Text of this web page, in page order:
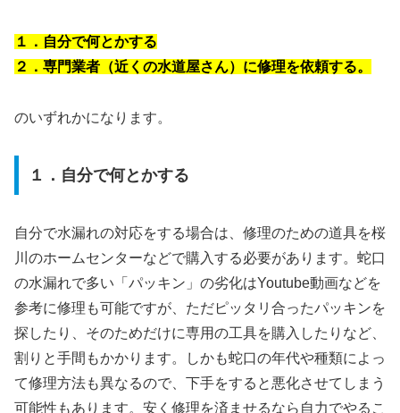
１．自分で何とかする
２．専門業者（近くの水道屋さん）に修理を依頼する。
のいずれかになります。
１．自分で何とかする
自分で水漏れの対応をする場合は、修理のための道具を桜
川のホームセンターなどで購入する必要があります。蛇口
の水漏れで多い「パッキン」の劣化はYoutube動画などを
参考に修理も可能ですが、ただピッタリ合ったパッキンを
探したり、そのためだけに専用の工具を購入したりなど、
割りと手間もかかります。しかも蛇口の年代や種類によっ
て修理方法も異なるので、下手をすると悪化させてしまう
可能性もあります。安く修理を済ませるなら自力でやるこ